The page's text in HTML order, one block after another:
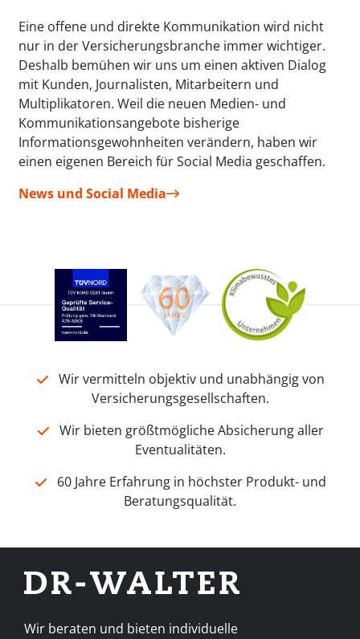
Eine offene und direkte Kommunikation wird nicht
nur in der Versicherungsbranche immer wichtiger.
Deshalb bemühen wir uns um einen aktiven Dialog
mit Kunden, Journalisten, Mitarbeitern und
Multiplikatoren. Weil die neuen Medien- und
Kommunikationsangebote bisherige
Informationsgewohnheiten verändern, haben wir
einen eigenen Bereich für Social Media geschaffen.
News und Social Media
Wir vermitteln objektiv und unabhängig von
Versicherungsgesellschaften.
Wir bieten größtmögliche Absicherung aller
Eventualitäten.
60 Jahre Erfahrung in höchster Produkt- und
Beratungsqualität.
Wir beraten und bieten individuelle